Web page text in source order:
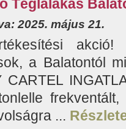
Téglalakás
2025. május 21.
a Balatontól
CARTEL
...